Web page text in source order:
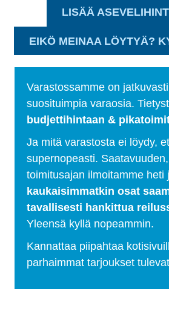
Varastossamme on
suosituimpia varaosia.
budjettihintaan &
Ja mitä varastosta ei löydy,
supernopeasti.
toimitusajan ilmoitamme heti
kaukaisimmatkin osat
tavallisesti hankittua
Yleensä kyllä nopeammin.
Kannattaa piipahtaa
parhaimmat tarjoukset
LISÄÄ
EIKÖ MEINAA LÖYTYÄ?